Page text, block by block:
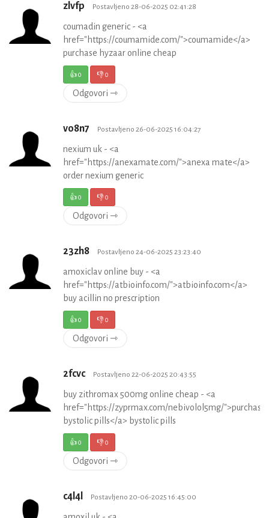
zlvfp Postavljeno 28-06-2025 02:41:28
coumadin generic - <a
href="https://coumamide.com/">coumamide</a>
purchase hyzaar online cheap
👍0 👎0
Odgovori ⇾
vo8n7 Postavljeno 26-06-2025 16:04:27
nexium uk - <a
href="https://anexamate.com/">anexa mate</a>
order nexium generic
👍0 👎0
Odgovori ⇾
23zh8 Postavljeno 24-06-2025 23:23:40
amoxiclav online buy - <a
href="https://atbioinfo.com/">atbioinfo.com</a>
buy acillin no prescription
👍0 👎0
Odgovori ⇾
2fcvc Postavljeno 22-06-2025 20:43:55
buy zithromax 500mg online cheap - <a
href="https://zyprmax.com/nebivolol5mg/">purchase
bystolic pills</a> bystolic pills
👍0 👎0
Odgovori ⇾
c4l4l Postavljeno 20-06-2025 16:45:00